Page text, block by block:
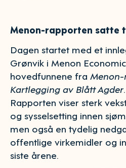
Menon-rapporten satte
Dagen startet med et
Grønvik i Menon
hovedfunnene fra
Kartlegging av Blått Agder.
Rapporten viser sterk
og sysselsetting innen
men også en tydelig
offentlige virkemidler og
siste årene.